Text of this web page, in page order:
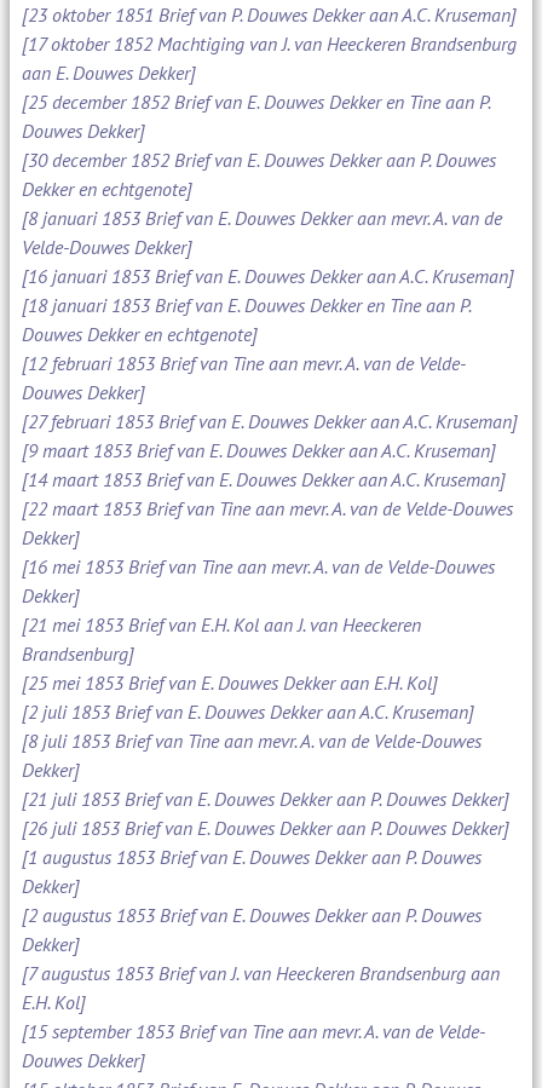
[23 oktober 1851 Brief van P. Douwes Dekker aan A.C. Kruseman]
[17 oktober 1852 Machtiging van J. van Heeckeren Brandsenburg
aan E. Douwes Dekker]
[25 december 1852 Brief van E. Douwes Dekker en Tine aan P.
Douwes Dekker]
[30 december 1852 Brief van E. Douwes Dekker aan P. Douwes
Dekker en echtgenote]
[8 januari 1853 Brief van E. Douwes Dekker aan mevr. A. van de
Velde-Douwes Dekker]
[16 januari 1853 Brief van E. Douwes Dekker aan A.C. Kruseman]
[18 januari 1853 Brief van E. Douwes Dekker en Tine aan P.
Douwes Dekker en echtgenote]
[12 februari 1853 Brief van Tine aan mevr. A. van de Velde-
Douwes Dekker]
[27 februari 1853 Brief van E. Douwes Dekker aan A.C. Kruseman]
[9 maart 1853 Brief van E. Douwes Dekker aan A.C. Kruseman]
[14 maart 1853 Brief van E. Douwes Dekker aan A.C. Kruseman]
[22 maart 1853 Brief van Tine aan mevr. A. van de Velde-Douwes
Dekker]
[16 mei 1853 Brief van Tine aan mevr. A. van de Velde-Douwes
Dekker]
[21 mei 1853 Brief van E.H. Kol aan J. van Heeckeren
Brandsenburg]
[25 mei 1853 Brief van E. Douwes Dekker aan E.H. Kol]
[2 juli 1853 Brief van E. Douwes Dekker aan A.C. Kruseman]
[8 juli 1853 Brief van Tine aan mevr. A. van de Velde-Douwes
Dekker]
[21 juli 1853 Brief van E. Douwes Dekker aan P. Douwes Dekker]
[26 juli 1853 Brief van E. Douwes Dekker aan P. Douwes Dekker]
[1 augustus 1853 Brief van E. Douwes Dekker aan P. Douwes
Dekker]
[2 augustus 1853 Brief van E. Douwes Dekker aan P. Douwes
Dekker]
[7 augustus 1853 Brief van J. van Heeckeren Brandsenburg aan
E.H. Kol]
[15 september 1853 Brief van Tine aan mevr. A. van de Velde-
Douwes Dekker]